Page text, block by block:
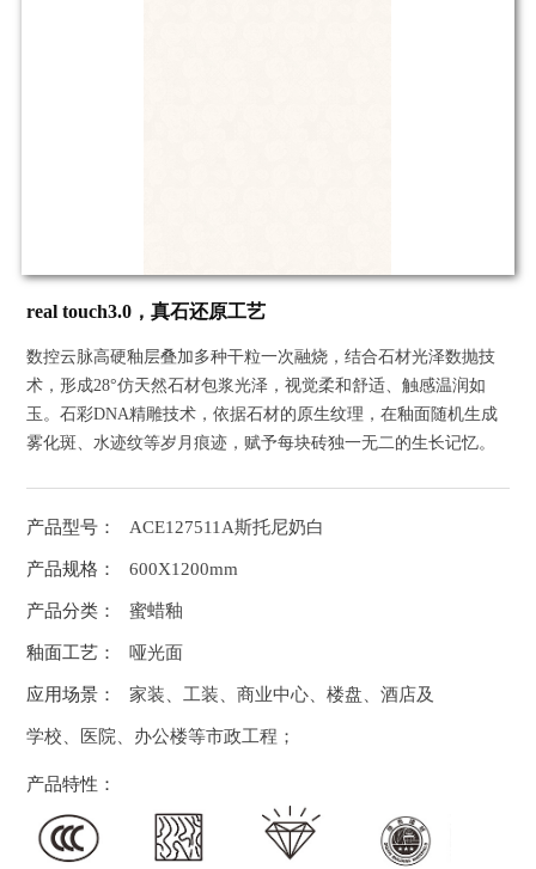
real touch3.0，真石还原工艺
数控云脉高硬釉层叠加多种干粒一次融烧，结合石材光泽数抛技
术，形成28°仿天然石材包浆光泽，视觉柔和舒适、触感温润如
玉。石彩DNA精雕技术，依据石材的原生纹理，在釉面随机生成
雾化斑、水迹纹等岁月痕迹，赋予每块砖独一无二的生长记忆。
产品型号： ACE127511A斯托尼奶白
产品规格： 600X1200mm
产品分类： 蜜蜡釉
釉面工艺： 哑光面
应用场景： 家装、工装、商业中心、楼盘、酒店及
学校、医院、办公楼等市政工程；
产品特性：